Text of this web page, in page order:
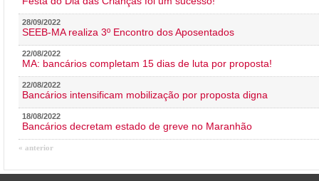
28/09/2022
SEEB-MA realiza 3º Encontro dos Aposentados
22/08/2022
MA: bancários completam 15 dias de luta por proposta!
22/08/2022
Bancários intensificam mobilização por proposta digna
18/08/2022
Bancários decretam estado de greve no Maranhão
« anterior